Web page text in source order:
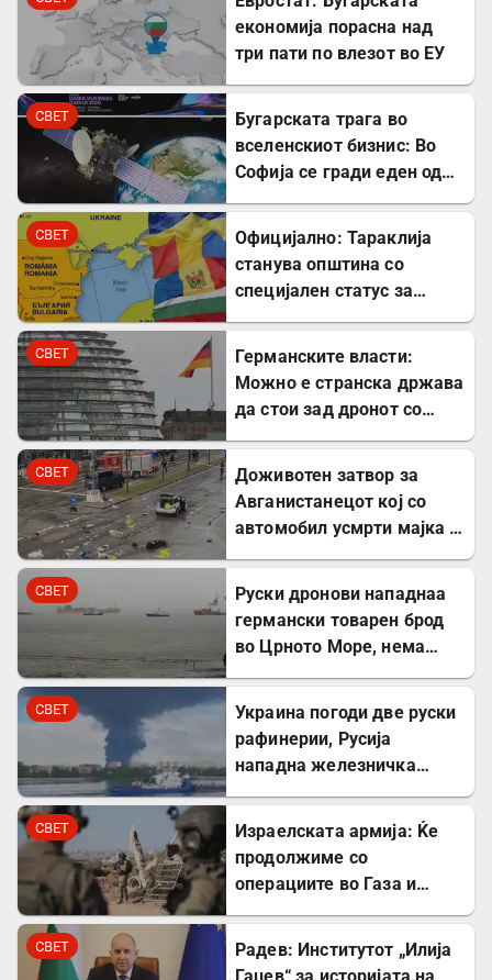
економија порасна над
три пати по влезот во ЕУ
СВЕТ
Бугарската трага во
вселенскиот бизнис: Во
Софија се гради еден од
СВЕТ
Официјално: Тараклија
станува општина со
специјален статус за
СВЕТ
Германските власти:
Можно е странска држава
да стои зад дронот со
СВЕТ
Доживотен затвор за
Авганистанецот кој со
автомобил усмрти мајка и
СВЕТ
Руски дронови нападнаа
германски товарен брод
во Црното Море, нема
СВЕТ
Украина погоди две руски
рафинерии, Русија
нападна железничка
СВЕТ
Израелската армија: Ќе
продолжиме со
операциите во Газа и
СВЕТ
Радев: Институтот „Илија
Гаџев“ за историјата на